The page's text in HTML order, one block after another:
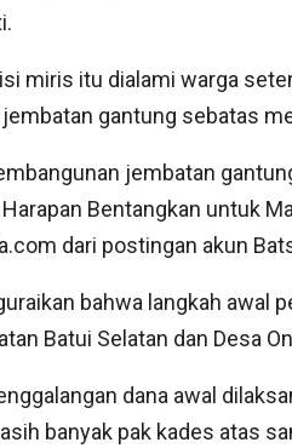
miris itu dialami warga
gantung sebatas
jembatan
Bentangkan untuk
dari postingan akun
bahwa langkah awal
Batui Selatan dan Desa
dana awal
banyak pak kades atas